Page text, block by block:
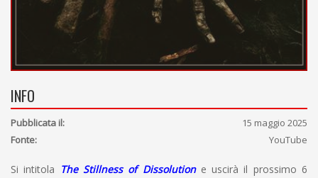
INFO
Pubblicata il:
15 maggio 2025
Fonte:
YouTube
Si intitola The Stillness of Dissolutione uscirà il prossimo 6